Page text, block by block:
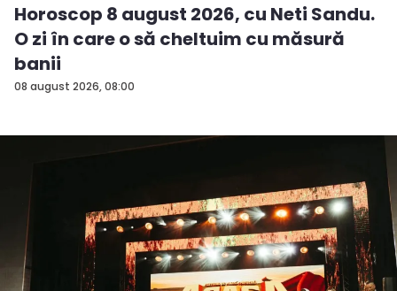
08 august 2026, 08:00
Horoscop 8 august 2026, cu Neti Sandu.
O zi în care o să cheltuim cu măsură
banii